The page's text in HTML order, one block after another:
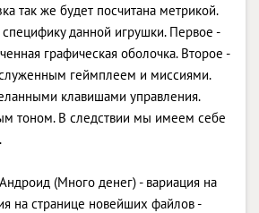
так же будет посчитана метрикой.
данной игрушки. Первое -
графическая оболочка. Второе -
геймплеем и миссиями.
клавишами управления.
тоном. В следствии мы имеем себе
(Много денег) - вариация на
на странице новейших файлов -